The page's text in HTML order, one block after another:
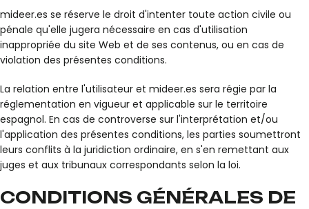
mideer.es se réserve le droit d'intenter toute action civile ou
pénale qu'elle jugera nécessaire en cas d'utilisation
inappropriée du site Web et de ses contenus, ou en cas de
violation des présentes conditions.
La relation entre l'utilisateur et mideer.es sera régie par la
réglementation en vigueur et applicable sur le territoire
espagnol. En cas de controverse sur l'interprétation et/ou
l'application des présentes conditions, les parties soumettront
leurs conflits à la juridiction ordinaire, en s'en remettant aux
juges et aux tribunaux correspondants selon la loi.
CONDITIONS GÉNÉRALES DE